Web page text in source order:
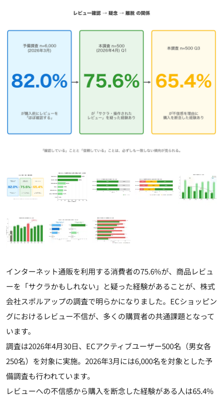
インターネット通販を利用する消費者の75.6%が、商品レビュ
ーを「サクラかもしれない」と疑った経験があることが、株式
会社スポルアップの調査で明らかになりました。ECショッピン
グにおけるレビュー不信が、多くの購買者の共通課題となって
います。
調査は2026年4月30日、ECアクティブユーザー500名（男女各
250名）を対象に実施。2026年3月には6,000名を対象とした予
備調査も行われています。
レビューへの不信感から購入を断念した経験がある人は65.4%